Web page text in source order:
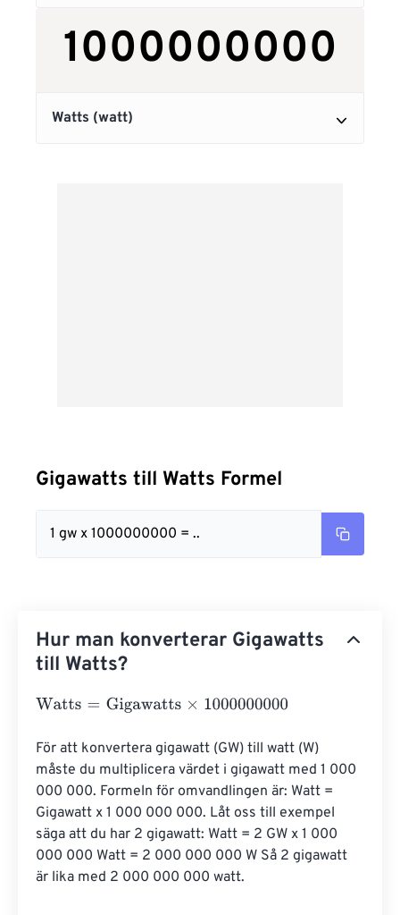
Gigawatts till Watts Formel
1 gw x 1000000000 = ..
Hur man konverterar Gigawatts
till Watts?
Watts= Gigawatts×1000000000
För att konvertera gigawatt (GW) till watt (W)
måste du multiplicera värdet i gigawatt med 1 000
000 000. Formeln för omvandlingen är: Watt =
Gigawatt x 1 000 000 000. Låt oss till exempel
säga att du har 2 gigawatt: Watt = 2 GW x 1 000
000 000 Watt = 2 000 000 000 W Så 2 gigawatt
är lika med 2 000 000 000 watt.